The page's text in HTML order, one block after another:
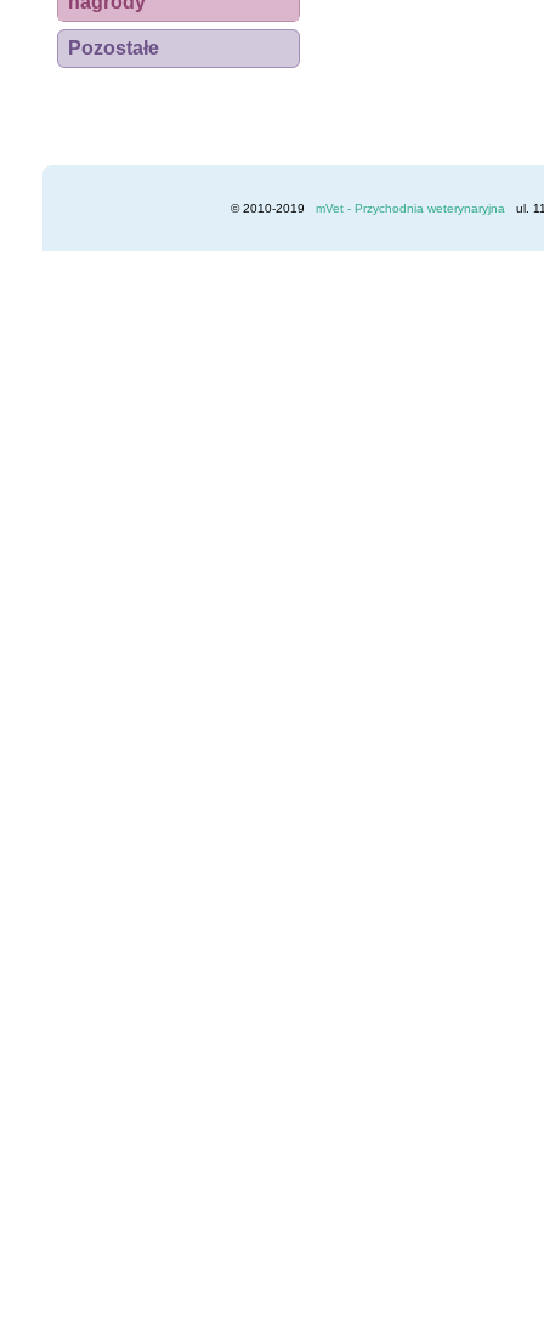
Pozostałe
© 2010-2019 mVet - Przychodnia weterynaryjna ul.